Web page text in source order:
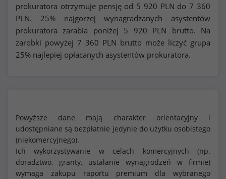
prokuratora otrzymuje pensję od 5 920 PLN do7 360
PLN. 25% najgorzej wynagradzanych asystentów
prokuratora zarabia poniżej 5 920 PLN brutto. Na
zarobki powyżej 7 360 PLN brutto może liczyć grupa
25% najlepiej opłacanych asystentów prokuratora.
Powyższe dane mają charakter orientacyjny i
udostępniane są bezpłatnie jedynie do użytku osobistego
(niekomercyjnego).
Ich wykorzystywanie w celach komercyjnych (np.
doradztwo, granty, ustalanie wynagrodzeń w firmie)
wymaga zakupu raportu premium dla wybranego